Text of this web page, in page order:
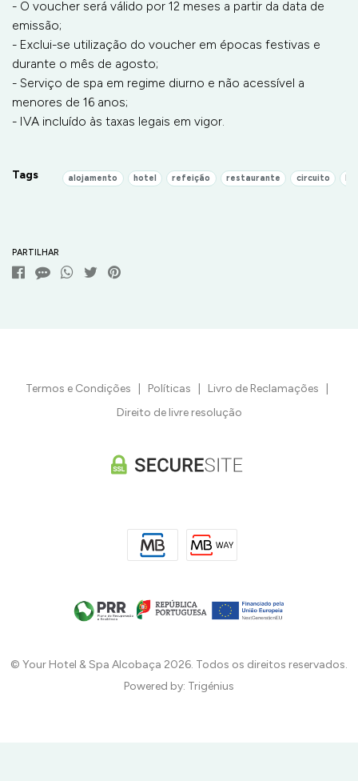
- O voucher será válido por 12 meses a partir da data de
emissão;
- Exclui-se utilização do voucher em épocas festivas e
durante o mês de agosto;
- Serviço de spa em regime diurno e não acessível a
menores de 16 anos;
- IVA incluído às taxas legais em vigor.
Tags alojamento hotel refeição restaurante circuito
PARTILHAR
Termos e Condições Políticas Livro de Reclamações
Direito de livre resolução
© Your Hotel & Spa Alcobaça 2026. Todos os direitos reservados.
Powered by: Trigénius